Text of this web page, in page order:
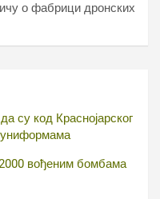
о фабрици дронских
су код Краснојарског
вођеним бомбама